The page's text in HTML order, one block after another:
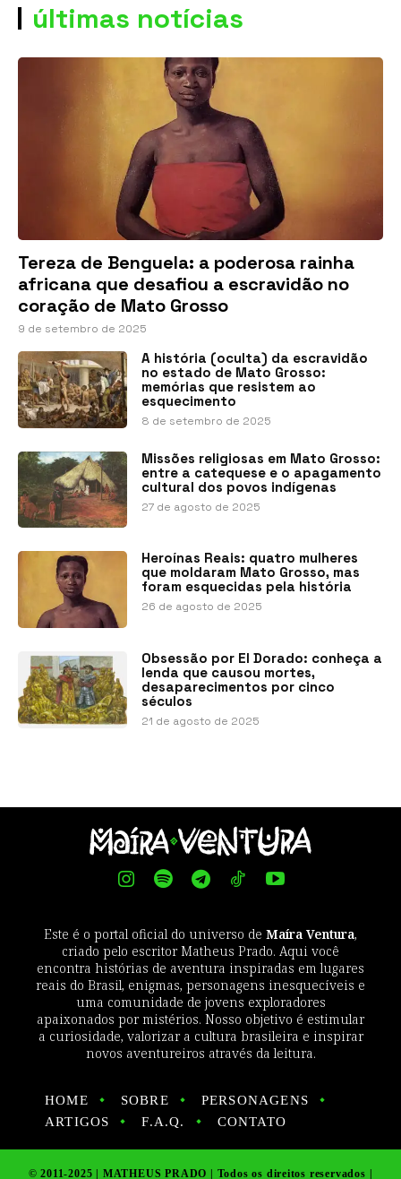
últimas notícias
Tereza de Benguela: a poderosa rainha
africana que desafiou a escravidão no
coração de Mato Grosso
9 de setembro de 2025
A história (oculta) da escravidão
no estado de Mato Grosso:
memórias que resistem ao
esquecimento
8 de setembro de 2025
Missões religiosas em Mato Grosso:
entre a catequese e o apagamento
cultural dos povos indígenas
27 de agosto de 2025
Heroínas Reais: quatro mulheres
que moldaram Mato Grosso, mas
foram esquecidas pela história
26 de agosto de 2025
Obsessão por El Dorado: conheça a
lenda que causou mortes,
desaparecimentos por cinco
séculos
21 de agosto de 2025
Este é o portal oficial do universo de Maíra Ventura,
criado pelo escritor Matheus Prado. Aqui você
encontra histórias de aventura inspiradas em lugares
reais do Brasil, enigmas, personagens inesquecíveis e
uma comunidade de jovens exploradores
apaixonados por mistérios. Nosso objetivo é estimular
a curiosidade, valorizar a cultura brasileira e inspirar
novos aventureiros através da leitura.
HOME SOBRE
PERSONAGENS
ARTIGOS
F.A.Q. CONTATO
© 2011-2025 | MATHEUS PRADO | Todos os direitos reservados |